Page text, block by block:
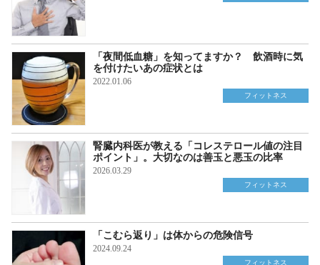
「夜間低血糖」を知ってますか？ 飲酒時に気
を付けたいあの症状とは
2022.01.06
フィットネス
腎臓内科医が教える「コレステロール値の注目
ポイント」。大切なのは善玉と悪玉の比率
2026.03.29
フィットネス
「こむら返り」は体からの危険信号
2024.09.24
フィットネス